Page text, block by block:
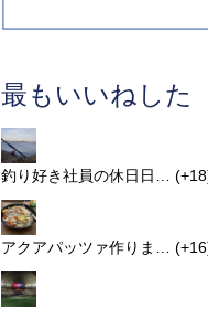
最もいいねした
釣り好き社員の休日日… +18
アクアパッツァ作りま… +16